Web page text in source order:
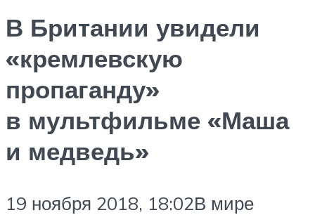
В Британии увидели
«кремлевскую
пропаганду»
в мультфильме «Маша
и медведь»
19 ноября 2018, 18:02В мире